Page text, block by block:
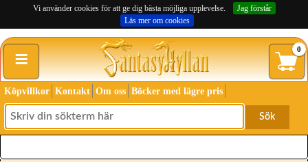
Vi använder cookies för att ge dig bästa möjliga upplevelse.
Jag förstår
Läs mer om cookies
≡ 0
Köpvillkor Kontakt Om oss Böcker med lägre pris
Sök